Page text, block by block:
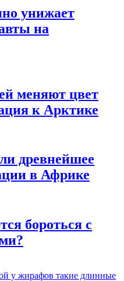
унижает
на
меняют цвет
к Арктике
древнейшее
в Африке
бороться с
у жирафов такие длинные